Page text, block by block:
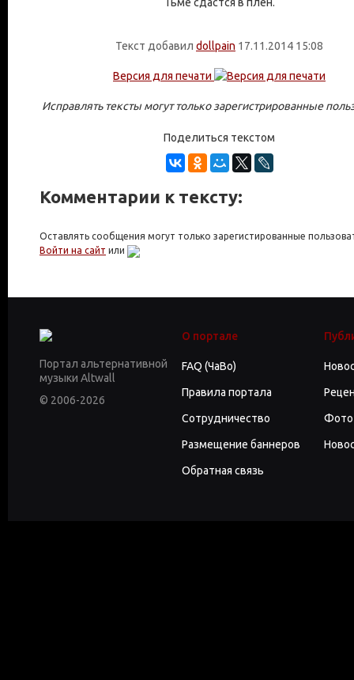
Текст добавил dollpain 17.11.2014 15:08
Версия для печати
Исправлять тексты могут только зарегистрированные
Поделиться текстом
Комментарии к тексту:
Оставлять сообщения могут только зарегистированные
Войти на сайт или
Портал альтернативной
музыки Altwall
© 2006-2026
О портале
FAQ (ЧаВо)
Правила портала
Сотрудничество
Размещение баннеров
Обратная связь